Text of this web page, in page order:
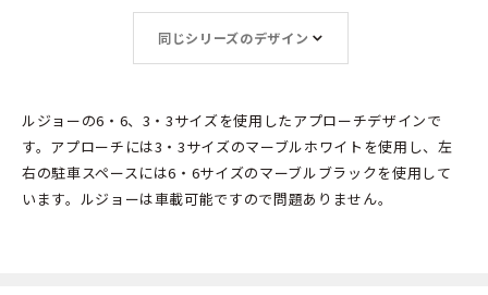
同じシリーズのデザイン
ルジョーの6・6、3・3サイズを使用したアプローチデザインで
す。アプローチには3・3サイズのマーブルホワイトを使用し、左
右の駐車スペースには6・6サイズのマーブルブラックを使用して
います。ルジョーは車載可能ですので問題ありません。